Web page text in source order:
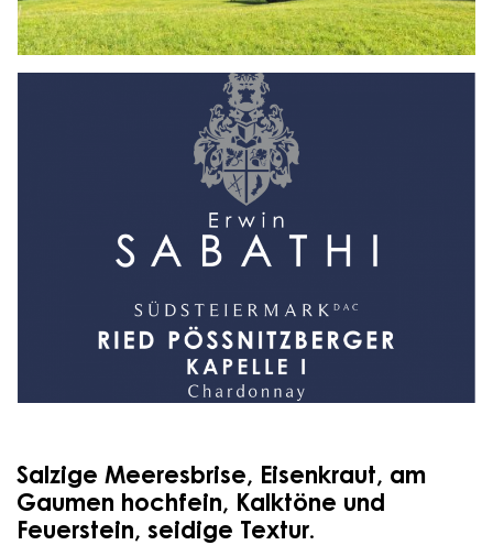
Salzige Meeresbrise, Eisenkraut, am
Gaumen hochfein, Kalktöne und
Feuerstein, seidige Textur.